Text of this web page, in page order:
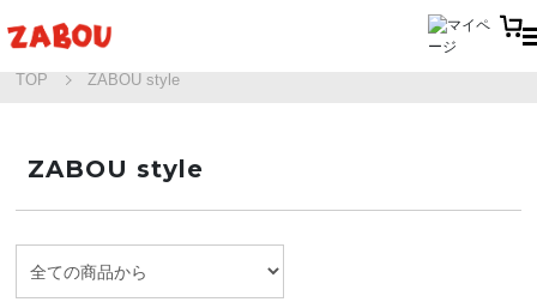
TOP ZABOU style
ZABOU style